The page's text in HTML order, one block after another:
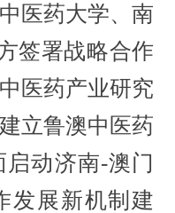
医药大学、南
签署战略合作
医药产业研究
立鲁澳中医药
动济南-澳门
发展新机制建